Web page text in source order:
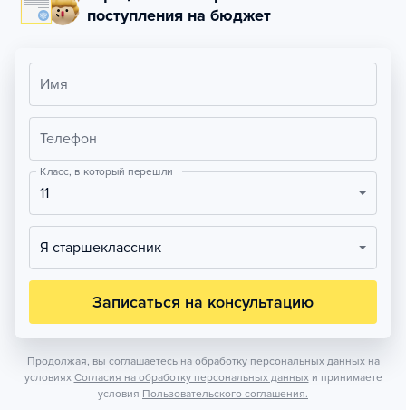
поступления на бюджет
Имя
Телефон
Класс, в который перешли
11
Я старшеклассник
Записаться на консультацию
Продолжая, вы соглашаетесь на обработку персональных данных на
условиях Согласия на обработку персональных данных и принимаете
условия Пользовательского соглашения.